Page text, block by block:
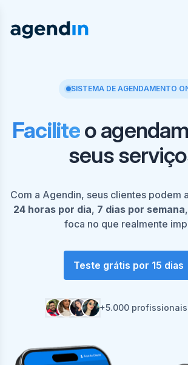
SISTEMA DE AGENDAMENTO
Faciliteo
seus
Com a Agendin, seus clientes podem
24 horas por dia, 7 dias por semana
foca no que realmente
Teste grátis por 15 dias
+5.000